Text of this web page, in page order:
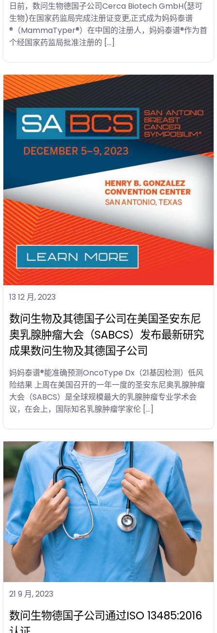
日前，数问生物德国子公司Cerca Biotech GmbH(瑟可
生物)在国家药监局完成注册证变更,正式成为妈妈泰谱
®（MammaTyper®）在中国的注册人，妈妈泰谱®作为首
个经国家药监局批准注册的 […]
13 12 月, 2023
数问生物及其德国子公司在美国圣安东尼
奥乳腺肿瘤大会（SABCS）发布最新研究
成果数问生物及其德国子公司
妈妈泰谱®能准确预测OncoType Dx（21基因检测）低风
险结果 上周在美国召开的一年一度的圣安东尼奥乳腺肿瘤
大会（SABCS）是全球规模最大的乳腺肿瘤专业学术会
议，在会上，国际知名乳腺肿瘤学家伦 […]
21 9 月, 2023
数问生物德国子公司通过ISO 13485:2016